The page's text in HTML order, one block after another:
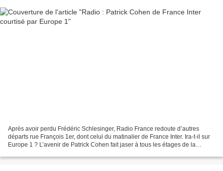
Après avoir perdu Frédéric Schlesinger, Radio France redoute d’autres
départs rue François 1er, dont celui du matinalier de France Inter. Ira-t-il sur
Europe 1 ? L’avenir de Patrick Cohen fait jaser à tous les étages de la